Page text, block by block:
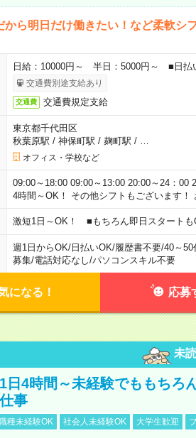
から明日だけ働きたい！など柔軟シ
日給：10000円～ 半日：5000円～ ■日払
交通費別途支給あり
交通費 交通費規定支給
東京都千代田区
秋葉原駅 / 神保町駅 / 麹町駅 /
オフィス・学校など
09:00～18:00 09:00～13:00 20:00～24：
4時間～OK！ その他シフトもございます！
激短1日～OK！ ■もちろん即日スタート
週1日からOK/日払いOK/履歴書不要/40～50
募集/電話対応なし/パソコンスキル不要
になる！ 応募
未読
日4時間～未経験でももちろ
事
種未経験OK 社会人未経験OK 大学生歓迎